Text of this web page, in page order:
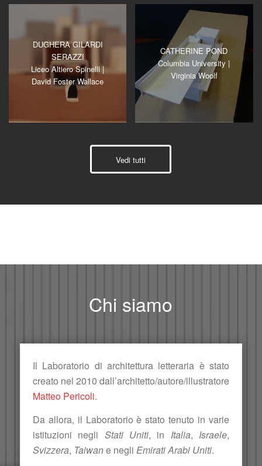
DUGHERA GILARDI
SERAZZI
Liceo Altiero Spinelli |
David Foster Wallace
CATHERINE POND
Columbia University |
Virginia Woolf
Vedi tutti
Chi siamo
Il Laboratorio di architettura letteraria è stato
creato nel 2010 dall’architetto/autore/illustratore
Matteo Pericoli.
Da allora, il Laboratorio è stato tenuto in varie
istituzioni negli Stati Uniti, in Italia, Israele,
Svizzera, Taiwane negli Emirati Arabi Uniti.